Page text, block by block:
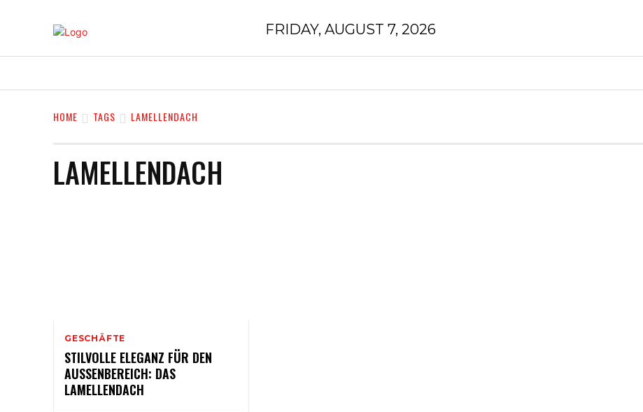
FRIDAY, AUGUST 7, 2026
HOME TAGS LAMELLENDACH
LAMELLENDACH
GESCHÄFTE
STILVOLLE ELEGANZ FÜR DEN
AUSSENBEREICH: DAS L
AMELLENDACH